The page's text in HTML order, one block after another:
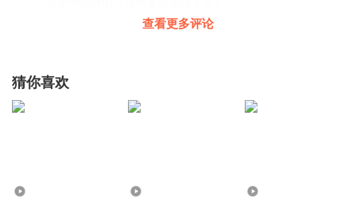
打卡
查看更多评论
猜你喜欢